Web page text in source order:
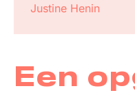
Justine Henin
Een